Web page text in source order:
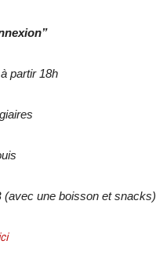
partir 18h
(avec une boisson et snacks)